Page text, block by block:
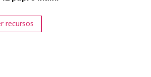
recursos